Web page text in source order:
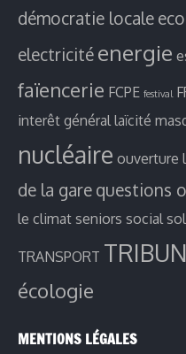
démocratie locale
electricité energie
faïencerie FCPE festival
interêt général laïcité
nucléaire ouverture
de la gare questions
le climat seniors social
TRANSPORT
écologie
MENTIONS LÉGALES